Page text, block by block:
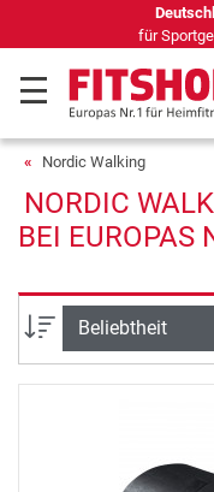
für
Nordic Walking
NORDIC
BEI EUROPAS
Sortierung